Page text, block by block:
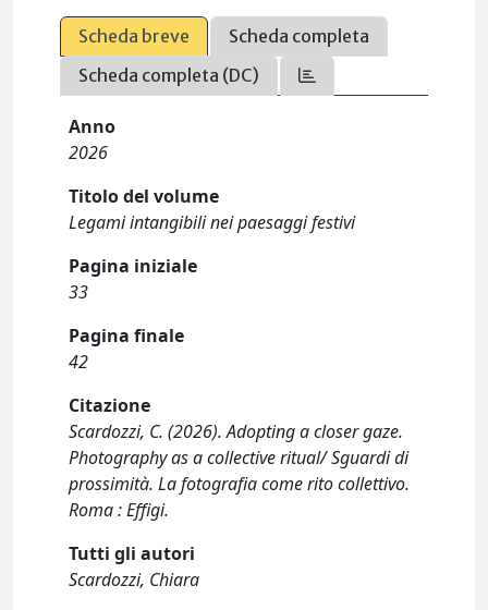
Scheda breve
Scheda completa
Scheda completa (DC)
Anno
2026
Titolo del volume
Legami intangibili nei paesaggi festivi
Pagina iniziale
33
Pagina finale
42
Citazione
Scardozzi, C. (2026). Adopting a closer gaze.
Photography as a collective ritual/ Sguardi di
prossimità. La fotografia come rito collettivo.
Roma : Effigi.
Tutti gli autori
Scardozzi, Chiara